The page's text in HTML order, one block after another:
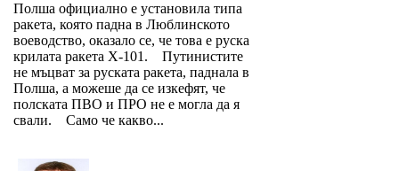
Полша официално е установила типа
ракета, която падна в Люблинското
воеводство, оказало се, че това е руска
крилата ракета Х-101. Путинистите
не мъцват за руската ракета, паднала в
Полша, а можеше да се изкефят, че
полската ПВО и ПРО не е могла да я
свали. Само че какво...